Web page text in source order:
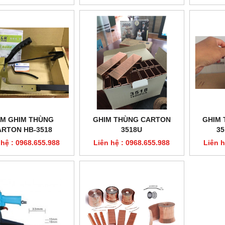
GHIM THÙNG
HB-3518
: 0968.655.988
GHIM THÙNG CARTON
3518U
Liên hệ : 0968.655.988
GHIM
Liên